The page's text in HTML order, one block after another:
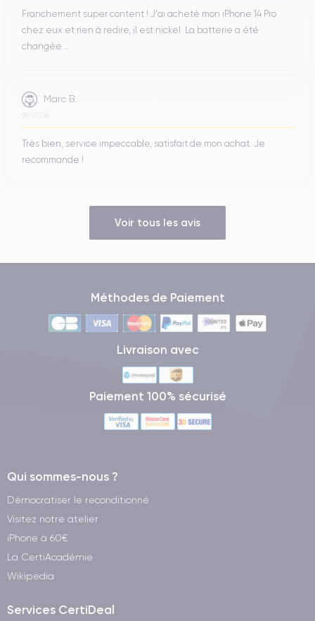
Franchement super content ! J'ai acheté mon iPhone 14 Pro
chez eux et rien à redire, il est nickel. La batterie a été
changée ...
Marc B.
09/07/26
Très bien, service impeccable, satisfait de mon achat. Je
recommande !
Voir tous les avis
Méthodes de Paiement
Livraison avec
Paiement 100% sécurisé
Qui sommes-nous ?
Démocratiser le reconditionné
Visitez notre atelier
iPhone à 60€
La CertiAcadémie
Wikipedia
Services CertiDeal